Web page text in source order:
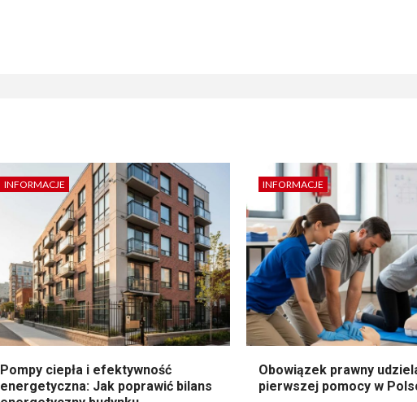
INFORMACJE
Pompy ciepła i efektywność
energetyczna: Jak poprawić bilans
INFORMACJE
Obowiązek prawny
pierwszej pomocy w